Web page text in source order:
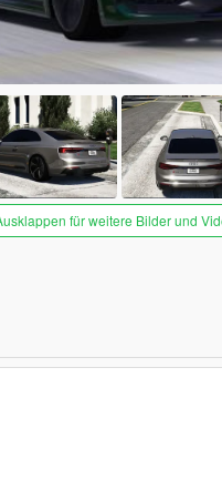
für weitere Bilder und